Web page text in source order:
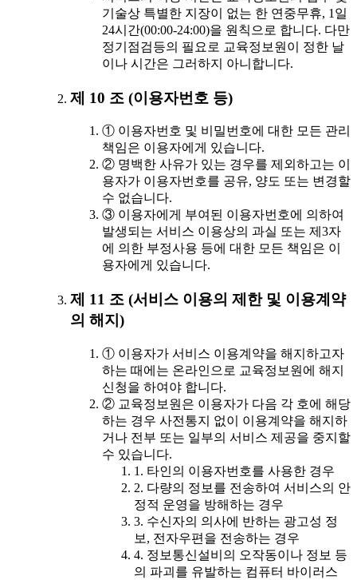
기술상 특별한 지장이 없는 한 연중무휴, 1일
24시간(00:00-24:00)을 원칙으로 합니다. 다만
정기점검등의 필요로 교육정보원이 정한 날
이나 시간은 그러하지 아니합니다.
제 10 조 (이용자번호 등)
① 이용자번호 및 비밀번호에 대한 모든 관리
책임은 이용자에게 있습니다.
② 명백한 사유가 있는 경우를 제외하고는 이
용자가 이용자번호를 공유, 양도 또는 변경할
수 없습니다.
③ 이용자에게 부여된 이용자번호에 의하여
발생되는 서비스 이용상의 과실 또는 제3자
에 의한 부정사용 등에 대한 모든 책임은 이
용자에게 있습니다.
제 11 조 (서비스 이용의 제한 및 이용계약
의 해지)
① 이용자가 서비스 이용계약을 해지하고자
하는 때에는 온라인으로 교육정보원에 해지
신청을 하여야 합니다.
② 교육정보원은 이용자가 다음 각 호에 해당
하는 경우 사전통지 없이 이용계약을 해지하
거나 전부 또는 일부의 서비스 제공을 중지할
수 있습니다.
1. 타인의 이용자번호를 사용한 경우
2. 다량의 정보를 전송하여 서비스의 안
정적 운영을 방해하는 경우
3. 수신자의 의사에 반하는 광고성 정
보, 전자우편을 전송하는 경우
4. 정보통신설비의 오작동이나 정보 등
의 파괴를 유발하는 컴퓨터 바이러스